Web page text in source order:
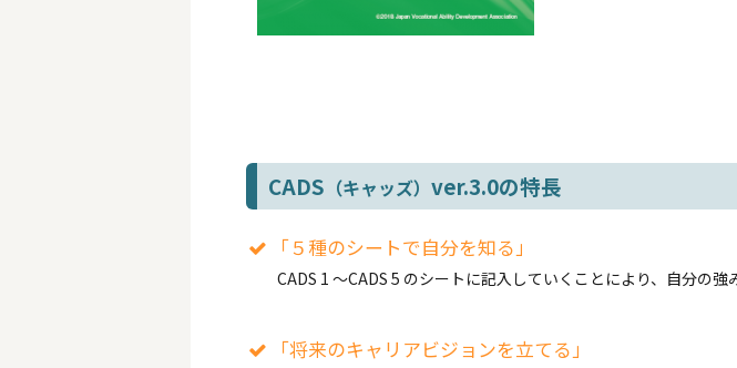
CADS （キャッズ） ver.3.0の特長
「５種のシートで自分を知る」
CADS 1 ～CADS 5 のシートに記入していくことにより、自分の強
「将来のキャリアビジョンを立てる」